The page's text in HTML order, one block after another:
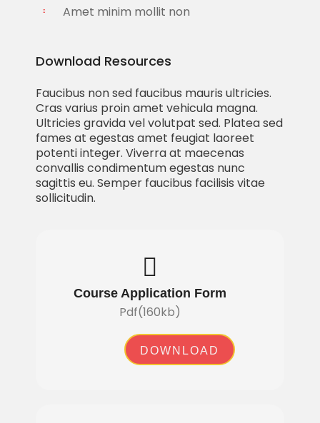
Amet minim mollit non
Download Resources
Faucibus non sed faucibus mauris ultricies.
Cras varius proin amet vehicula magna.
Ultricies gravida vel volutpat sed. Platea sed
fames at egestas amet feugiat laoreet
potenti integer. Viverra at maecenas
convallis condimentum egestas nunc
sagittis eu. Semper faucibus facilisis vitae
sollicitudin.
Course Application Form
Pdf(160kb)
DOWNLOAD